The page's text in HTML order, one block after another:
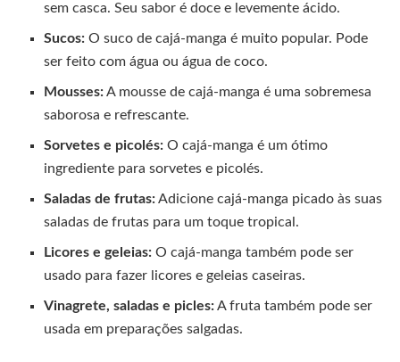
sem casca. Seu sabor é doce e levemente ácido.
Sucos: O suco de cajá-manga é muito popular. Pode
ser feito com água ou água de coco.
Mousses:A mousse de cajá-manga é uma sobremesa
saborosa e refrescante.
Sorvetes e picolés: O cajá-manga é um ótimo
ingrediente para sorvetes e picolés.
Saladas de frutas:Adicione cajá-manga picado às suas
saladas de frutas para um toque tropical.
Licores e geleias: O cajá-manga também pode ser
usado para fazer licores e geleias caseiras.
Vinagrete, saladas e picles:A fruta também pode ser
usada em preparações salgadas.